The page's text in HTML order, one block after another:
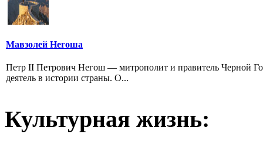
Мавзолей Негоша
Петр II Петрович Негош — митрополит и правитель Черной
деятель в истории страны. О...
Культурная жизнь: